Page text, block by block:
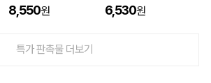
8,550원
6,530원
특가 판촉물 더보기